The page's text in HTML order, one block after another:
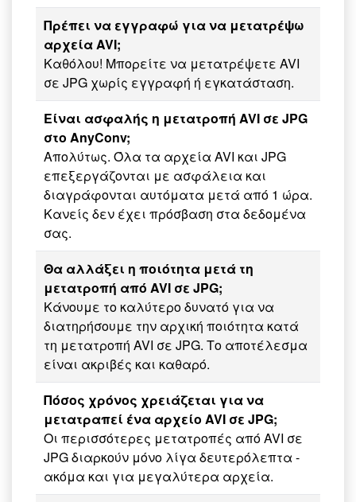
Πρέπει να εγγραφώ για να μετατρέψω
αρχεία AVI;
Καθόλου! Μπορείτε να μετατρέψετε AVI
σε JPG χωρίς εγγραφή ή εγκατάσταση.
Είναι ασφαλής η μετατροπή AVI σε JPG
στο AnyConv;
Απολύτως. Όλα τα αρχεία AVI και JPG
επεξεργάζονται με ασφάλεια και
διαγράφονται αυτόματα μετά από 1 ώρα.
Κανείς δεν έχει πρόσβαση στα δεδομένα
σας.
Θα αλλάξει η ποιότητα μετά τη
μετατροπή από AVI σε JPG;
Κάνουμε το καλύτερο δυνατό για να
διατηρήσουμε την αρχική ποιότητα κατά
τη μετατροπή AVI σε JPG. Το αποτέλεσμα
είναι ακριβές και καθαρό.
Πόσος χρόνος χρειάζεται για να
μετατραπεί ένα αρχείο AVI σε JPG;
Οι περισσότερες μετατροπές από AVI σε
JPG διαρκούν μόνο λίγα δευτερόλεπτα -
ακόμα και για μεγαλύτερα αρχεία.